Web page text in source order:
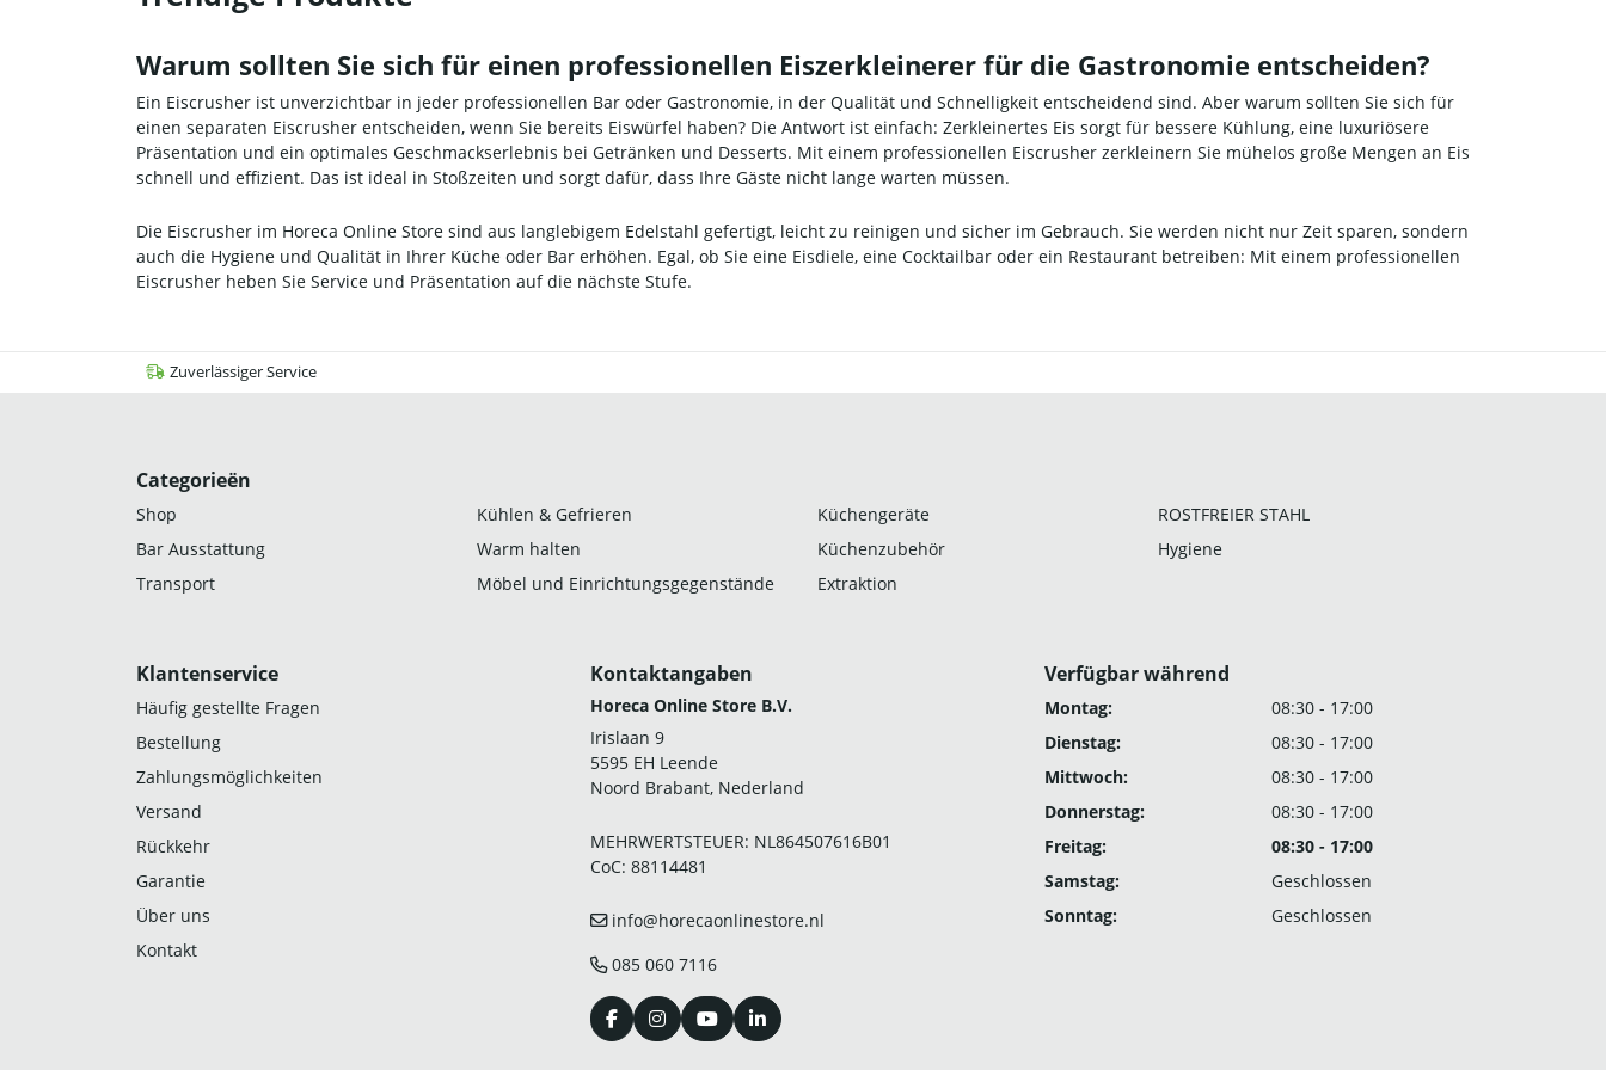
Warum sollten Sie sich für einen professionellen Eiszerkleinerer für die Gastronomie entscheiden?
Ein Eiscrusher ist unverzichtbar in jeder professionellen Bar oder Gastronomie, in der Qualität und Schnelligkeit entscheidend sind. Aber warum sollten Sie sich für
einen separaten Eiscrusher entscheiden, wenn Sie bereits Eiswürfel haben? Die Antwort ist einfach: Zerkleinertes Eis sorgt für bessere Kühlung, eine luxuriösere
Präsentation und ein optimales Geschmackserlebnis bei Getränken und Desserts. Mit einem professionellen Eiscrusher zerkleinern Sie mühelos große Mengen an Eis
schnell und effizient. Das ist ideal in Stoßzeiten und sorgt dafür, dass Ihre Gäste nicht lange warten müssen.
Die Eiscrusher im Horeca Online Store sind aus langlebigem Edelstahl gefertigt, leicht zu reinigen und sicher im Gebrauch. Sie werden nicht nur Zeit sparen, sondern
auch die Hygiene und Qualität in Ihrer Küche oder Bar erhöhen. Egal, ob Sie eine Eisdiele, eine Cocktailbar oder ein Restaurant betreiben: Mit einem professionellen
Eiscrusher heben Sie Service und Präsentation auf die nächste Stufe.
Zuverlässiger Service
Categorieën
Shop Kühlen & Gefrieren Küchengeräte
ROSTFREIER STAHL
Bar Ausstattung
Warm halten Küchenzubehör
Hygiene
Transport
Möbel und Einrichtungsgegenstände Extraktion
Klantenservice
Häufig gestellte Fragen
Bestellung
Zahlungsmöglichkeiten
Versand
Rückkehr
Garantie
Über uns
Kontakt
Kontaktangaben
Horeca Online Store B.V.
Irislaan 9
5595 EH Leende
Noord Brabant, Nederland
MEHRWERTSTEUER: NL864507616B01
CoC: 88114481
info@horecaonlinestore.nl
085 060 7116
Verfügbar während
Montag:
08:30 - 17:00
Dienstag:
08:30 - 17:00
Mittwoch:
08:30 - 17:00
Donnerstag:
08:30 - 17:00
Freitag:
08:30 - 17:00
Samstag:
Geschlossen
Sonntag:
Geschlossen